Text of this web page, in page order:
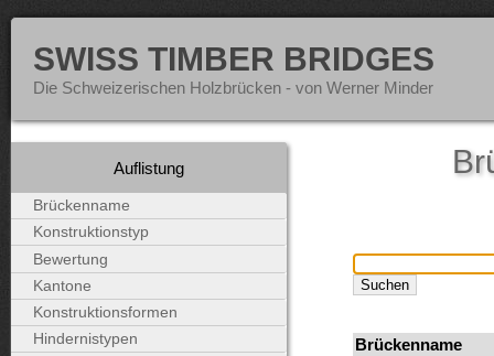
SWISS TIMBER BRIDGES
Die Schweizerischen Holzbrücken - von Werner Minder
Brückenname
Auflistung
Brückenname
Konstruktionstyp
Bewertung
Kantone
Konstruktionsformen
Hindernistypen